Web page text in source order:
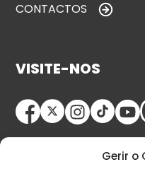
Gerir o
CONTACTOS
VISITE-NOS